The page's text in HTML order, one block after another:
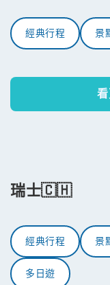
經典行程 景
瑞士🇨🇭
經典行程 景
多日遊